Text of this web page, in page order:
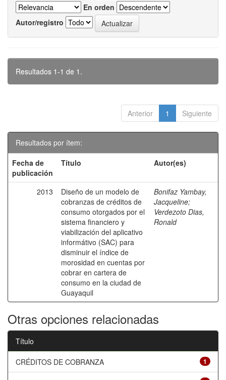
En orden
Autor/registro
Resultados 1-1 de 1.
Anterior 1 Siguiente
Resultados por ítem:
Fecha de
publicación
Título Autor(es)
2013
Diseño de un modelo de
cobranzas de créditos de
consumo otorgados por el
sistema financiero y
viabilización del aplicativo
informátivo (SAC) para
disminuir el índice de
morosidad en cuentas por
cobrar en cartera de
consumo en la ciudad de
Guayaquil
Bonifaz Yambay,
Jacqueline;
Verdezoto Dias,
Ronald
Otras opciones relacionadas
Título
1
CRÉDITOS DE COBRANZA